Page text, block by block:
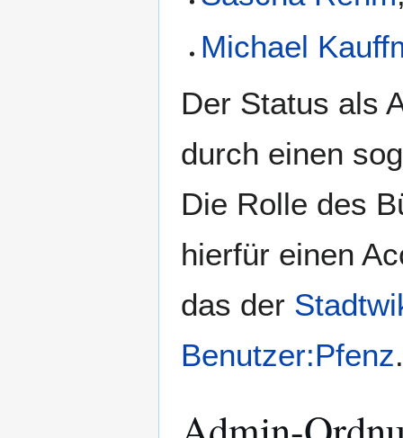
Michael
Der Status als
durch einen
Die Rolle des
hierfür einen
das der
Benutzer:Pfenz.